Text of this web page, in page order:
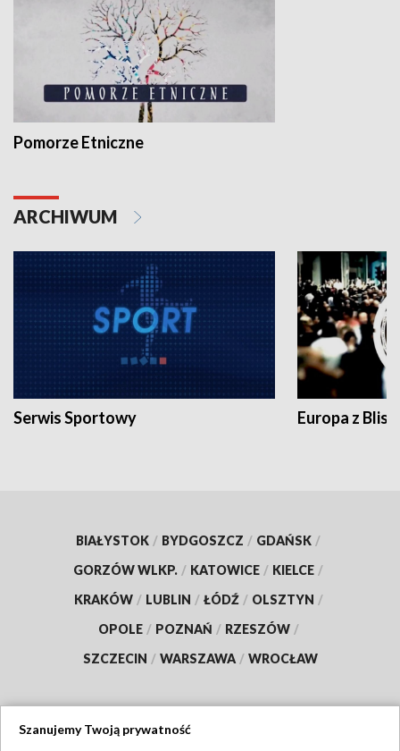
Pomorze Etniczne
ARCHIWUM
Serwis Sportowy Europa z
BIAŁYSTOK / BYDGOSZCZ / GDAŃSK /
GORZÓW WLKP. / KATOWICE / KIELCE /
KRAKÓW / LUBLIN / ŁÓDŹ / OLSZTYN /
OPOLE / POZNAŃ / RZESZÓW /
SZCZECIN / WARSZAWA / WROCŁAW
Szanujemy Twoją prywatność